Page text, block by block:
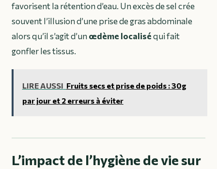
favorisent la rétention d’eau. Un excès de sel crée
souvent l’illusion d’une prise de gras abdominale
alors qu’il s’agit d’unœdème localiséqui fait
gonfler les tissus.
LIRE AUSSI Fruits secs et prise de poids : 30g
par jour et 2 erreurs à éviter
L’impact de l’hygiène de vie sur